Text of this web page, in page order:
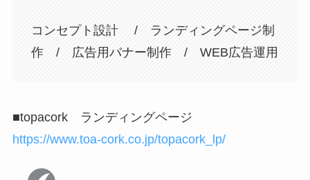
コンセプト設計 / ランディングページ制
作 / 広告用バナー制作 / WEB広告運用
■topacork ランディングページ
https://www.toa-cork.co.jp/topacork_lp/